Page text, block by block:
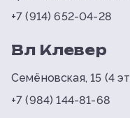
+7 (914) 652-04-28
Вл Клевер
Семёновская, 15 (4
+7 (984) 144-81-68